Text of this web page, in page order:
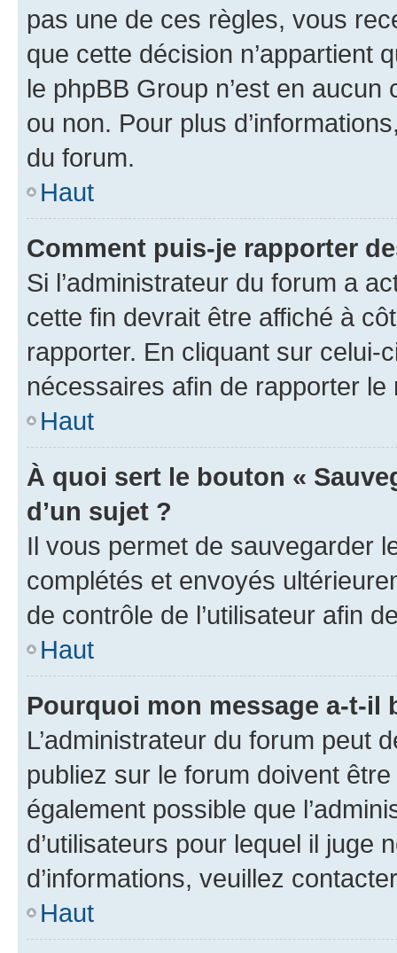
pas une de ces règles, vous
que cette décision n’appartient
le phpBB Group n’est en
ou non. Pour plus
du forum.
Haut
Comment puis-je rapporter
Si l’administrateur du forum a
cette fin devrait être affiché à
rapporter. En cliquant sur
nécessaires afin de rapporter le
Haut
À quoi sert le bouton «
d’un sujet ?
Il vous permet de sauvegarder
complétés et envoyés
de contrôle de l’utilisateur afin
Haut
Pourquoi mon message a-t-il
L’administrateur du forum peut
publiez sur le forum doivent
également possible que
d’utilisateurs pour lequel il juge
d’informations, veuillez
Haut